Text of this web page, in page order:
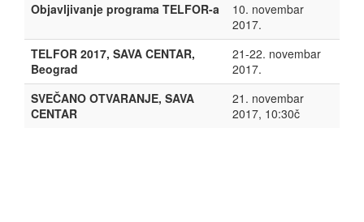
Objavljivanje programa TELFOR-a
10. novembar
2017.
TELFOR 2017, SAVA CENTAR,
Beograd
21-22. novembar
2017.
SVEČANO OTVARANJE, SAVA
CENTAR
21. novembar
2017, 10:30č